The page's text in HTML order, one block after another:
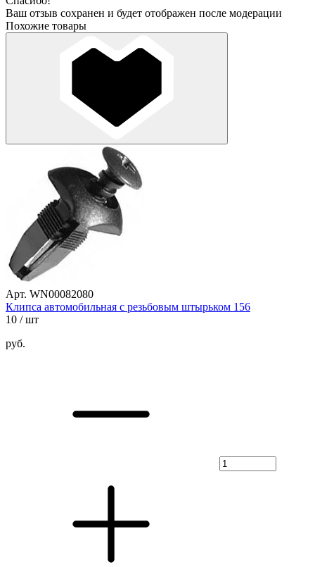
Ваш отзыв сохранен и будет отображен после модерации
Похожие товары
Арт. WN00082080
Клипса автомобильная с резьбовым штырьком 156
10 / шт
руб.